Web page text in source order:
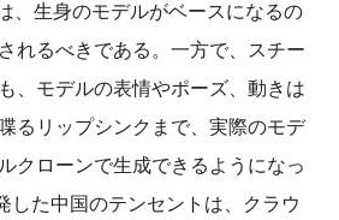
、生身のモデルがベースになるの
れるべきである。一方で、スチー
、モデルの表情やポーズ、動きは
るリップシンクまで、実際のモデ
クローンで生成できるようになっ
した中国のテンセントは、クラウ